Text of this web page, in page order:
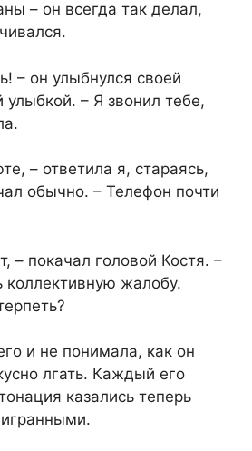
– он всегда так делал,
– он улыбнулся своей
улыбкой. – Я звонил тебе,
– ответила я, стараясь,
обычно. – Телефон почти
– покачал головой Костя. –
коллективную жалобу.
и не понимала, как он
лгать. Каждый его
казались теперь